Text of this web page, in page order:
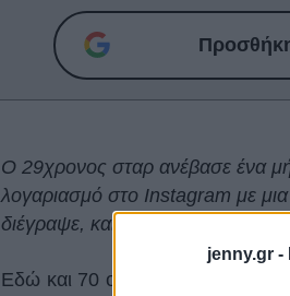
jenny.gr -
Ο 29χρονος σταρ ανέβασε ένα
λογαριασμό στο Instagram με
διέγραψε, και έπεται και συνέχεια!
Εδώ και 70 ολόκληρα χρόνια,